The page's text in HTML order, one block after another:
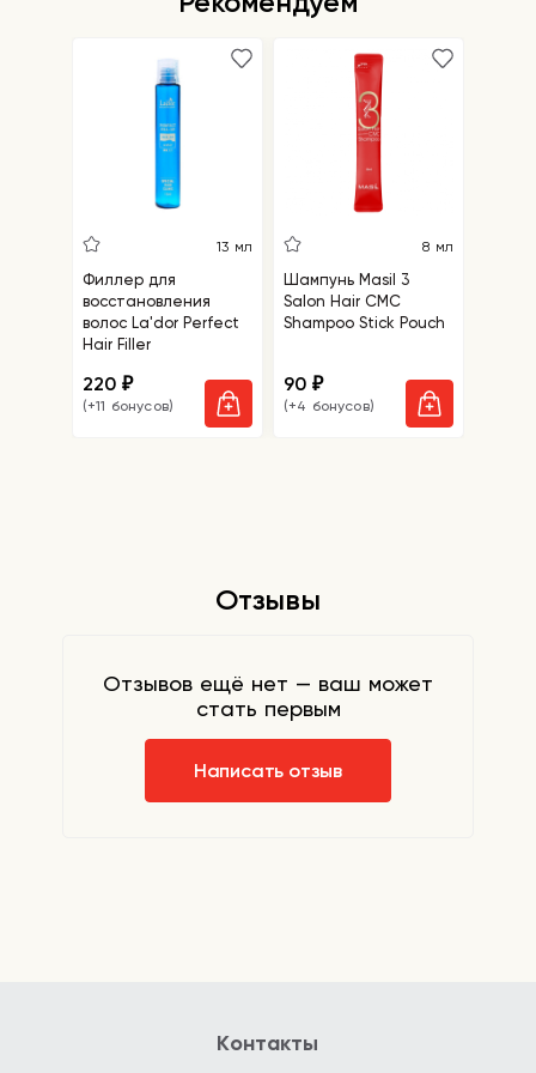
13 мл
Филлер для
восстановления
волос La'dor Perfect
Hair Filler
220 ₽
(+11 бонусов)
8 мл
Шампунь Masil 3
Salon Hair CMC
Shampoo Stick Pouch
90 ₽
(+4 бонусов)
Отзывы
Отзывов ещё нет — ваш может
стать первым
Написать отзыв
Контакты